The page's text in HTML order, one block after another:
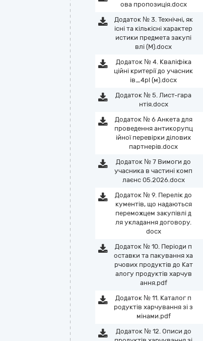
ова пропозиція.docx
Додаток № 3. Технічні, як
існі та кількісні характер
истики предмета закупі
влі (М).docx
Додаток № 4. Кваліфіка
ційні критерії до учасник
ів_4pl (м).docx
Додаток № 5. Лист-гара
нтія.docx
Додаток № 6 Анкета для
проведення антикорупц
ійної перевірки ділових
партнерів.docx
Додаток № 7 Вимоги до
учасника в частині комп
лаєнс 05.2026.docx
Додаток № 9. Перелік до
кументів, що надаються
переможцем закупівлі д
ля укладання договору.
docx
Додаток № 10. Періоди п
оставки та пакування ха
рчових продуктів до Кат
алогу продуктів харчув
ання.pdf
Додаток № 11. Каталог п
родуктів харчування зі з
мінами.pdf
Додаток № 12. Описи до